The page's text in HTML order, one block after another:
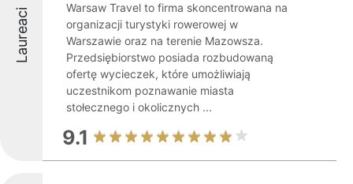
Laureaci
Warsaw Travel to firma skoncentrowana na
organizacji turystyki rowerowej w
Warszawie oraz na terenie Mazowsza.
Przedsiębiorstwo posiada rozbudowaną
ofertę wycieczek, które umożliwiają
uczestnikom poznawanie miasta
stołecznego i okolicznych ...
9.1